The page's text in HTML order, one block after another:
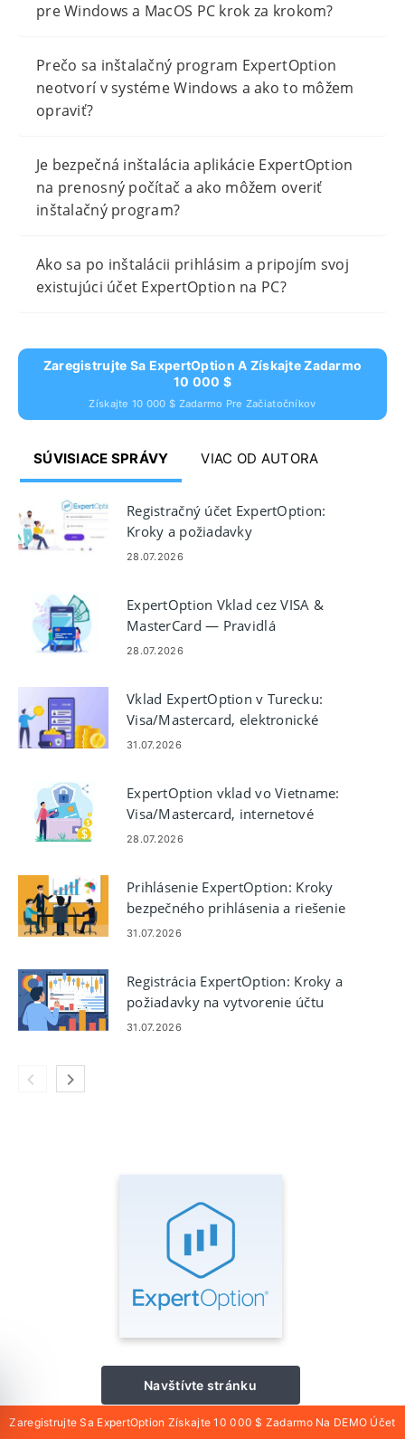
pre Windows a MacOS PC krok za krokom?
Prečo sa inštalačný program ExpertOption
neotvorí v systéme Windows a ako to môžem
opraviť?
Je bezpečná inštalácia aplikácie ExpertOption
na prenosný počítač a ako môžem overiť
inštalačný program?
Ako sa po inštalácii prihlásim a pripojím svoj
existujúci účet ExpertOption na PC?
Zaregistrujte Sa ExpertOption A Získajte Zadarmo
10 000 $
Získajte 10 000 $ Zadarmo Pre Začiatočníkov
SÚVISIACE SPRÁVY VIAC OD AUTORA
Registračný účet ExpertOption:
Kroky a požiadavky
28.07.2026
ExpertOption Vklad cez VISA &
MasterCard — Pravidlá
financovania kartou
28.07.2026
Vklad ExpertOption v Turecku:
Visa/Mastercard, elektronické
platby a kryptomena
31.07.2026
ExpertOption vklad vo Vietname:
Visa/Mastercard, internetové
bankovníctvo, elektronické platby
28.07.2026
Prihlásenie ExpertOption: Kroky
bezpečného prihlásenia a riešenie
problémov
31.07.2026
Registrácia ExpertOption: Kroky a
požiadavky na vytvorenie účtu
31.07.2026
Navštívte stránku
Zaregistrujte Sa ExpertOption Získajte 10 000 $ Zadarmo Na DEMO Účet